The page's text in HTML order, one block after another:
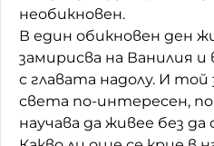
необикновен.
В един обикновен ден
замирисва на Ванилия
с главата надолу. И той
света по-интересен,
научава да живее без